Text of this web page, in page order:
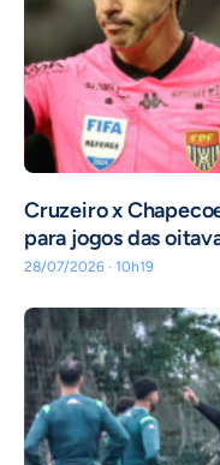
Cruzeiro x
para jogos das
28/07/2026 · 10h19